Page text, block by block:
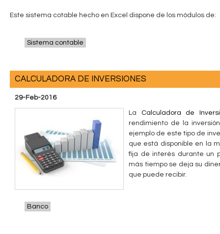
Este sistema cotable hecho en Excel dispone de los módulos de:
Sistema contable
CALCULADORA DE INVERSIONES
29-Feb-2016
La Calculadora de
rendimiento de la
ejemplo de este tipo de
que está disponible en la
fija de interés durante un
más tiempo se deja su
que puede recibir.
Banco